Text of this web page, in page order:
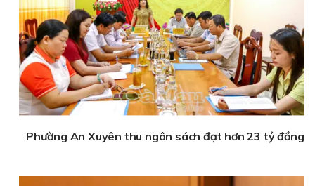
Phường An Xuyên thu ngân sách đạt hơn 23 tỷ đồng